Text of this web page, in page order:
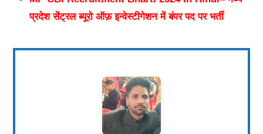
प्रदेश सेंट्रल ब्यूरो ऑफ़ इन्वेस्टीगेशन में बंपर पद पर भर्ती